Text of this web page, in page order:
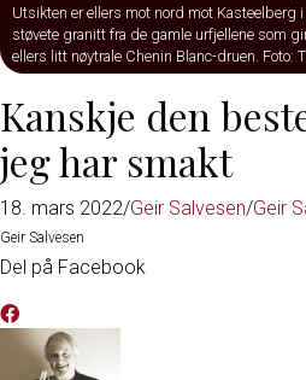
Utsikten er ellers mot nord mot Kasteelberg
støvete granitt fra de gamle urfjellene som
ellers litt nøytrale Chenin Blanc-druen. Foto:
Kanskje den
jeg har smakt
18. mars 2022/Geir Salvesen/Geir
Geir Salvesen
Del på Facebook